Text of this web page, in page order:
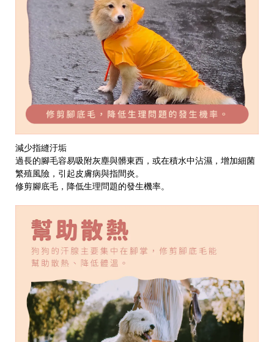
減少指縫汙垢
過長的腳毛容易吸附灰塵與髒東西，或在積水中沾濕，增加細菌
繁殖風險，引起皮膚病與指間炎。
修剪腳底毛，降低生理問題的發生機率。